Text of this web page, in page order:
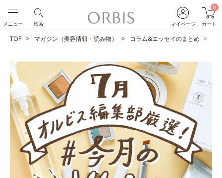
マイページ
0
カート
検索
メニュー
TOP マガジン（美容情報・読み物） コラム&エッセイのまとめ